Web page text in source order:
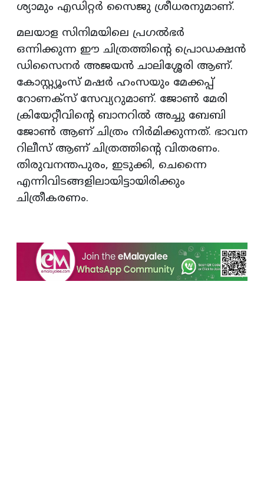
ശ്യാമും എഡിറ്റര്‍ സൈജു ശ്രീധരനുമാണ്.
മലയാള സിനിമയിലെ പ്രഗല്‍ഭര്‍
ഒന്നിക്കുന്ന ഈ ചിത്രത്തിന്റെ പ്രൊഡക്ഷന്‍
ഡിസൈനര്‍ അജയന്‍ ചാലിശ്ശേരി ആണ്.
കോസ്റ്റ്യൂംസ് മഷര്‍ ഹംസയും മേക്കപ്പ്
റോണക്‌സ് സേവ്യറുമാണ്. ജോണ്‍ മേരി
ക്രിയേറ്റീവിന്റെ ബാനറില്‍ അച്ചു ബേബി
ജോണ്‍ ആണ് ചിത്രം നിര്‍മിക്കുന്നത്. ഭാവന
റിലീസ് ആണ് ചിത്രത്തിന്റെ വിതരണം.
തിരുവനന്തപുരം, ഇടുക്കി, ചെന്നൈ
എന്നിവിടങ്ങളിലായിട്ടായിരിക്കും
ചിത്രീകരണം.